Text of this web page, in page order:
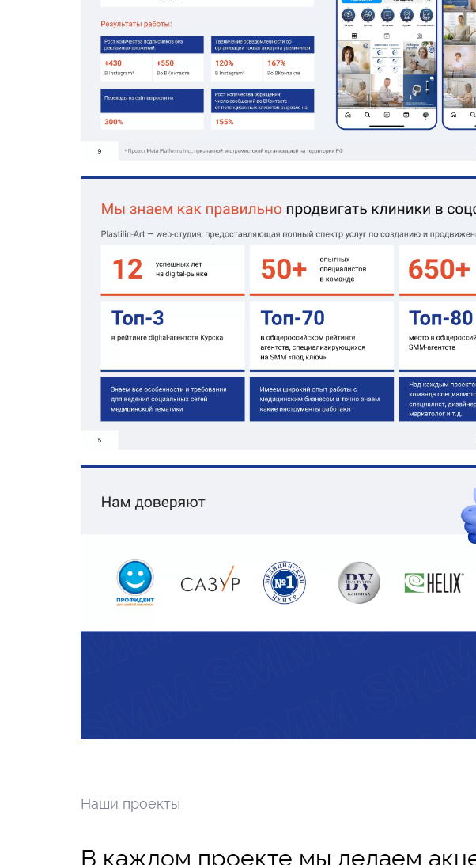
Наши проекты
В каждом проекте мы делаем